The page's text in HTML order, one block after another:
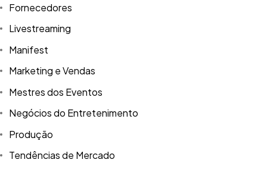
Fornecedores
Livestreaming
Manifest
Marketing e Vendas
Mestres dos Eventos
Negócios do Entretenimento
Produção
Tendências de Mercado